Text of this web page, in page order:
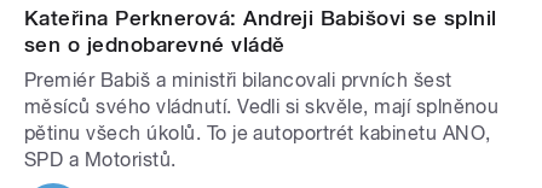
Kateřina Perknerová: Andreji Babišovi se splnil
sen o jednobarevné vládě
Premiér Babiš a ministři bilancovali prvních šest
měsíců svého vládnutí. Vedli si skvěle, mají splněnou
pětinu všech úkolů. To je autoportrét kabinetu ANO,
SPD a Motoristů.